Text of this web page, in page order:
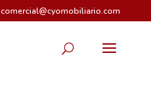
comercial@cyomobiliario.com